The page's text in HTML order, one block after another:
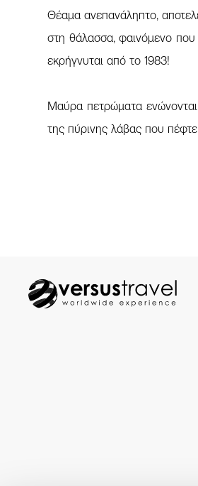
Θέαμα ανεπανάληπτο,
στη θάλασσα, φαινόμενο που
εκρήγνυται από το 1983!
Μαύρα πετρώματα
της πύρινης λάβας που